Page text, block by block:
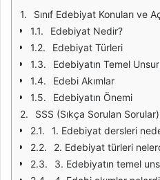
Sınıf Edebiyat Konuları ve
Edebiyat Nedir?
Edebiyat Türleri
Edebiyatın Temel
Edebi Akımlar
Edebiyatın Önemi
SSS (Sıkça Sorulan Sorular)
1. Edebiyat dersleri
2. Edebiyat türleri
3. Edebiyatın temel